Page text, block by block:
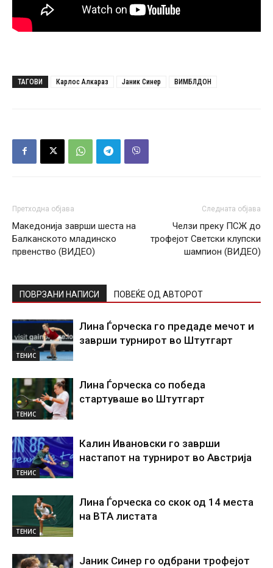
ТАГОВИ Карлос Алкараз Јаник Синер ВИМБЛДОН
Претходна објава
Македонија заврши шеста на
Балканското младинско
првенство (ВИДЕО)
Следната објава
Челзи преку ПСЖ до
трофејот Светски клупски
шампион (ВИДЕО)
ПОВРЗАНИ НАПИСИ ПОВЕЌЕ ОД АВТОРОТ
ТЕНИС
Лина Ѓорческа го предаде мечот и
заврши турнирот во Штутгарт
ТЕНИС
Лина Ѓорческа со победа
стартуваше во Штутгарт
ТЕНИС
Калин Ивановски го заврши
настапот на турнирот во Австрија
ТЕНИС
Лина Ѓорческа со скок од 14 места
на ВТА листата
Јаник Синер го одбрани трофејот